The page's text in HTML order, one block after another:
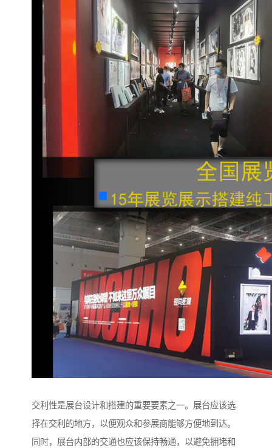
交利性是展台设计和搭建的重要要素之一。展台应该选
择在交利的地方，以便观众和参展商能够方便地到达。
同时，展台内部的交通也应该保持畅通，以避免拥堵和